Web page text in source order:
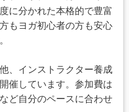
に分かれた本格的で豊富
もヨガ初心者の方も安心
、インストラクター養成
催しています。参加費は
ど自分のペースに合わせ